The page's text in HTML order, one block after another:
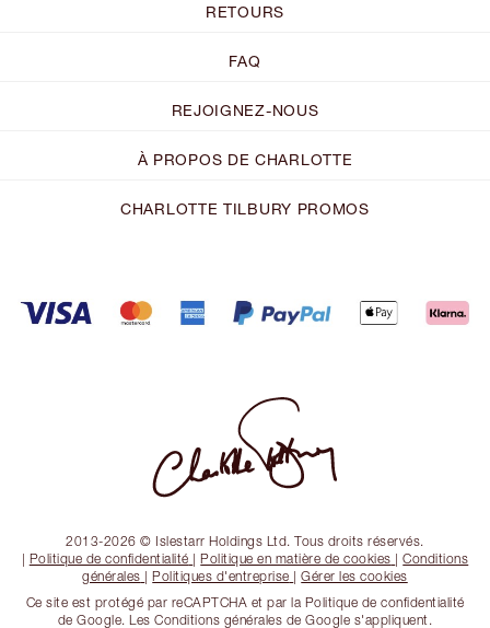
RETOURS
FAQ
REJOIGNEZ-NOUS
À PROPOS DE CHARLOTTE
CHARLOTTE TILBURY PROMOS
2013-2026 © Islestarr Holdings Ltd. Tous droits réservés.
| Politique de confidentialité |Politique en matière de cookies |Conditions
générales |Politiques d'entreprise |Gérer les cookies
Ce site est protégé par reCAPTCHA et par la Politique de confidentialité
de Google. Les Conditions générales de Google s'appliquent.